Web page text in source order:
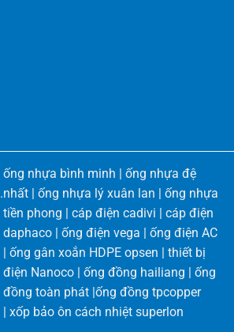
.
ống nhựa bình minh | ống nhựa đệ
nhất | ống nhựa lý xuân lan | ống nhựa
tiền phong | cáp điện cadivi | cáp điện
daphaco | ống điện vega | ống điện AC
| ống gân xoắn HDPE opsen | thiết bị
điện Nanoco | ống đồng hailiang | ống
đồng toàn phát |ống đồng tpcopper
| xốp bảo ôn cách nhiệt superlon